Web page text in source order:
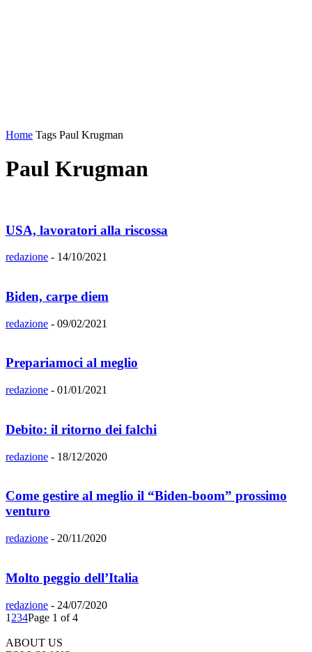
Home Tags Paul Krugman
Paul Krugman
USA, lavoratori alla riscossa
redazione - 14/10/2021
Biden, carpe diem
redazione - 09/02/2021
Prepariamoci al meglio
redazione - 01/01/2021
Debito: il ritorno dei falchi
redazione - 18/12/2020
Come gestire al meglio il “Biden-boom” prossimo
venturo
redazione - 20/11/2020
Molto peggio dell’Italia
redazione - 24/07/2020
1 234Page 1 of 4
ABOUT US